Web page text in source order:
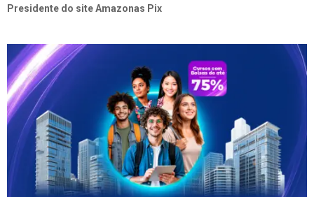
Presidente do site Amazonas Pix